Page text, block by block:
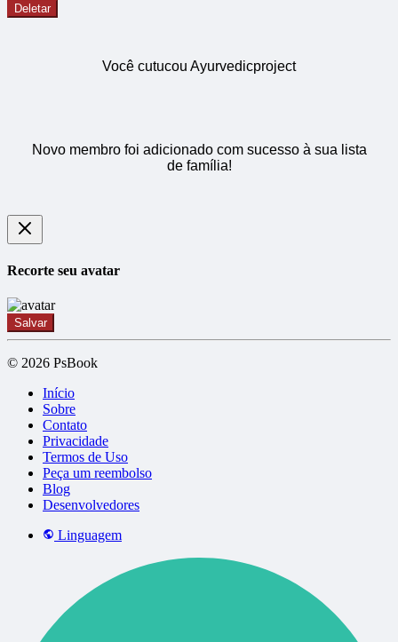
Deletar
Você cutucou Ayurvedicproject
Novo membro foi adicionado com sucesso à sua lista
de família!
Recorte seu avatar
Salvar
© 2026 PsBook
Início
Sobre
Contato
Privacidade
Termos de Uso
Peça um reembolso
Blog
Desenvolvedores
Linguagem